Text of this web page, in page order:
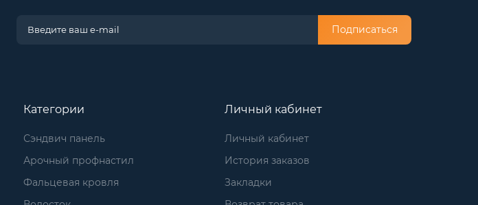
Подписаться
Категории
Сэндвич панель
Арочный профнастил
Фальцевая кровля
Личный кабинет
Личный кабинет
История заказов
Закладки